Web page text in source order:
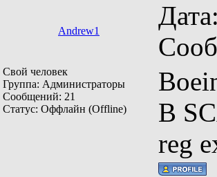
Andrew1
Свой человек
Группа: Администраторы
Сообщений: 21
Статус: Оффлайн (Offline)
B
reg